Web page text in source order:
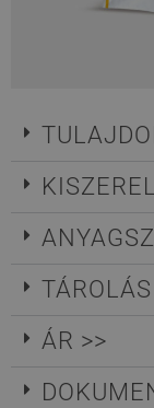
ÁR >>